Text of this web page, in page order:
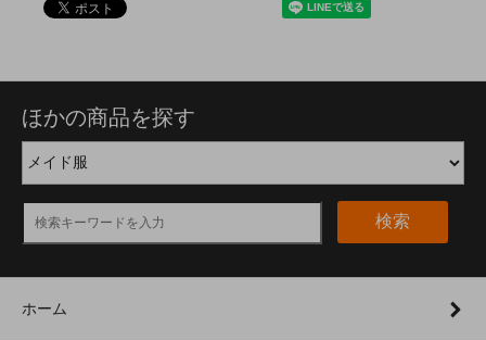
ほかの商品を探す
検索
ホーム